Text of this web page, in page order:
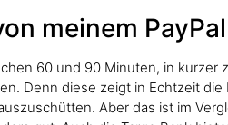
meinem
60 und 90 Minuten, in kurzer
Denn diese zeigt in Echtzeit
Aber das ist im